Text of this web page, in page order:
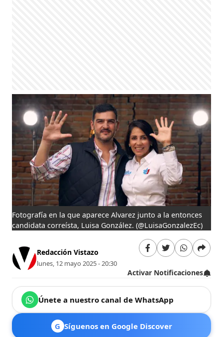
Fotografía en la que aparece Alvarez junto a la entonces
candidata correísta, Luisa González. (@LuisaGonzalezEc)
Redacción Vistazo
lunes, 12 mayo 2025 - 20:30
Activar Notificaciones
Únete a nuestro canal de WhatsApp
G Síguenos en Google Discover